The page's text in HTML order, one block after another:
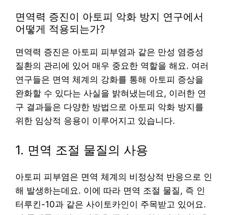
면역력 증진이 아토피 악화 방지 연구에서
어떻게 적용되는가?
면역력 증진은 아토피 피부염과 같은 만성 염증성
질환의 관리에 있어 매우 중요한 역할을 해요. 여러
연구들은 면역 체계의 강화를 통해 아토피 증상을
완화할 수 있다는 사실을 밝혀냈는데요, 이러한 연
구 결과들은 다양한 방법으로 아토피 악화 방지를
위한 임상적 응용이 이루어지고 있습니다.
1. 면역 조절 물질의 사용
아토피 피부염은 면역 체계의 비정상적 반응으로 인
해 발생하는데요. 이에 따라 면역 조절 물질, 즉 인
터루킨-10과 같은 사이토카인이 주목받고 있어요.